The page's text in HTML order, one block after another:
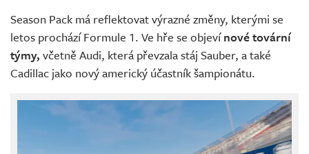
Season Pack má reflektovat výrazné změny, kterými se
letos prochází Formule 1. Ve hře se objevínové tovární
týmy, včetně Audi, která převzala stáj Sauber, a také
Cadillac jako nový americký účastník šampionátu.